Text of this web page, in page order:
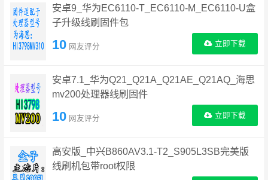
安卓9_华为EC6110-T_EC6110-M_EC6110-U盒
子升级线刷固件包
10 网友评分 立即下载
安卓7.1_华为Q21_Q21A_Q21AE_Q21AQ_海思
mv200处理器线刷固件
10 网友评分 立即下载
高安版_中兴B860AV3.1-T2_S905L3SB完美版
线刷机包带root权限